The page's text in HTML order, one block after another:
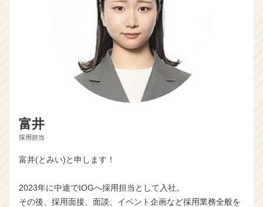
富井
採用担当
富井(とみい)と申します！
2023年に中途でIOGへ採用担当として入社。
その後、採用面接、面談、イベント企画など採用業務全般を